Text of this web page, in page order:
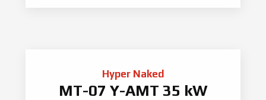
Hyper Naked
MT-07 Y-AMT 35 kW